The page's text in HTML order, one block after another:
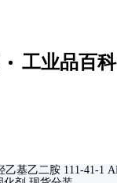
工业品百科